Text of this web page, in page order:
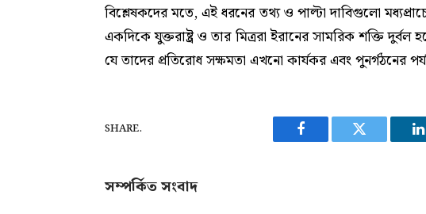
বিশ্লেষকদের মতে, এই ধরনের তথ্য ও পাল্টা দাবিগুলো
একদিকে যুক্তরাষ্ট্র ও তার মিত্ররা ইরানের সামরিক শক্তি
যে তাদের প্রতিরোধ সক্ষমতা এখনো কার্যকর এবং পুনর্গঠনের
SHARE.
Facebook Twitter
সম্পর্কিত সংবাদ